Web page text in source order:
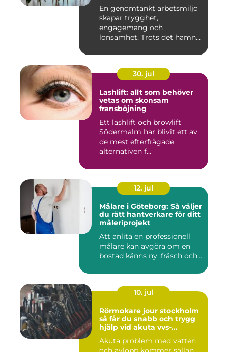
En genomtänkt arbetsmiljö
skapar trygghet,
engagemang och
lönsamhet. Trots det hamnar
30. jul
Lashlift: allt som behöver
vetas om skonsam
fransböjning
Ett lashlift och browlift
Södermalm har blivit ett av
de mest efterfrågade
alternativen f...
12. jul
Målare i Göteborg: Så väljer
du rätt hantverkare för ditt
måleriprojekt
Att anlita en professionell
målare kan avgöra om en
bostad känns ny, fräsch och...
10. jul
Rörmokare jour stockholm
så får du snabb och trygg
hjälp vid akuta vvs-
Akuta problem med vatten